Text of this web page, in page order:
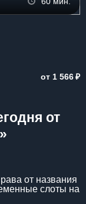
от 1 566₽
от
от названия
слоты на